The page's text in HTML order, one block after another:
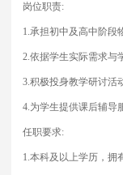
岗位职责:
1.承担初中及高中阶段
2.依据学生实际需求与
3.积极投身教学研讨活
4.为学生提供课后辅导
任职要求:
1.本科及以上学历，拥